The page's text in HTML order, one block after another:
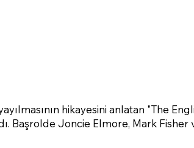
hikayesini anlatan "The
Başrolde Joncie Elmore, Mark Fisher